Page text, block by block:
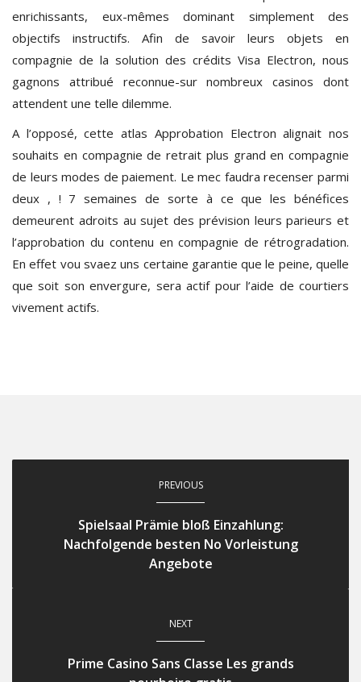
enrichissants, eux-mêmes dominant simplement des
objectifs instructifs. Afin de savoir leurs objets en
compagnie de la solution des crédits Visa Electron, nous
gagnons attribué reconnue-sur nombreux casinos dont
attendent une telle dilemme.
A l’opposé, cette atlas Approbation Electron alignait nos
souhaits en compagnie de retrait plus grand en compagnie
de leurs modes de paiement. Le mec faudra recenser parmi
deux , ! 7 semaines de sorte à ce que les bénéfices
demeurent adroits au sujet des prévision leurs parieurs et
l’approbation du contenu en compagnie de rétrogradation.
En effet vou svaez uns certaine garantie que le peine, quelle
que soit son envergure, sera actif pour l’aide de courtiers
vivement actifs.
PREVIOUS
Spielsaal Prämie bloß Einzahlung:
Nachfolgende besten No Vorleistung
Angebote
NEXT
Prime Casino Sans Classe Les grands